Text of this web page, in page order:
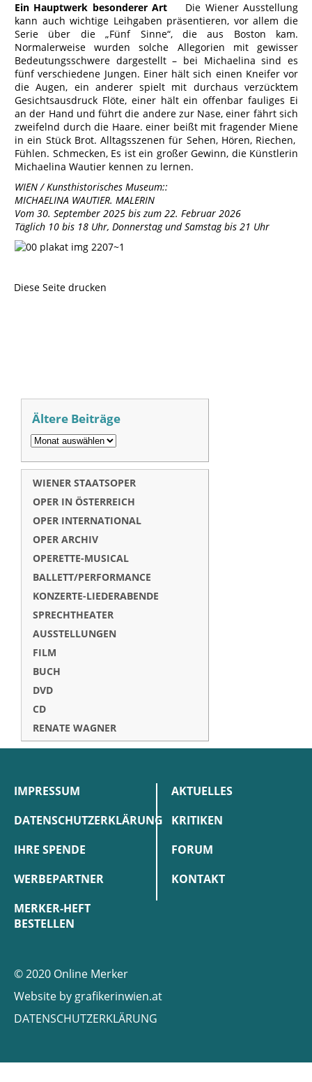
Ein Hauptwerk besonderer Art Die Wiener Ausstellung
kann auch wichtige Leihgaben präsentieren, vor allem die
Serie über die „Fünf Sinne“, die aus Boston kam.
Normalerweise wurden solche Allegorien mit gewisser
Bedeutungsschwere dargestellt – bei Michaelina sind es
fünf verschiedene Jungen. Einer hält sich einen Kneifer vor
die Augen, ein anderer spielt mit durchaus verzücktem
Gesichtsausdruck Flöte, einer hält ein offenbar fauliges Ei
an der Hand und führt die andere zur Nase, einer fährt sich
zweifelnd durch die Haare. einer beißt mit fragender Miene
in ein Stück Brot. Alltagsszenen für Sehen, Hören, Riechen,
Fühlen. Schmecken, Es ist ein großer Gewinn, die Künstlerin
Michaelina Wautier kennen zu lernen.
WIEN / Kunsthistorisches Museum::
MICHAELINA WAUTIER. MALERIN
Vom 30. September 2025 bis zum 22. Februar 2026
Täglich 10 bis 18 Uhr, Donnerstag und Samstag bis 21 Uhr
Diese Seite drucken
Ältere Beiträge
WIENER STAATSOPER
OPER IN ÖSTERREICH
OPER INTERNATIONAL
OPER ARCHIV
OPERETTE-MUSICAL
BALLETT/PERFORMANCE
KONZERTE-LIEDERABENDE
SPRECHTHEATER
AUSSTELLUNGEN
FILM
BUCH
DVD
CD
RENATE WAGNER
IMPRESSUM
DATENSCHUTZERKLÄRUNG
IHRE SPENDE
WERBEPARTNER
MERKER-HEFT
BESTELLEN
AKTUELLES
KRITIKEN
FORUM
KONTAKT
© 2020 Online Merker
Website by grafikerinwien.at
DATENSCHUTZERKLÄRUNG